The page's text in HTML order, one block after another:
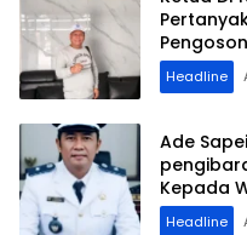
Tigaraksa
Headline
Ade
Kepada
Headline